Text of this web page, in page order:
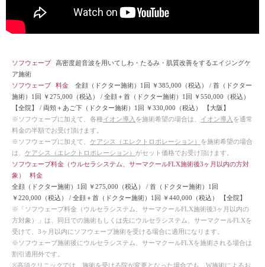
ソフウェーブ
高密度超音波を用いてしわ・たるみ・肌質改善をするエイジングケ
ア施術
ソフウェーブ
料金 全顔（ドクター施術）1回 ￥385,000（税込） / 首（ドクター
施術）1回 ￥275,000（税込） / 全顔＋首（ドクター施術）1回 ￥550,000（税込）
【全院】
/ 両頬＋あご下（ドクター施術）1回 ￥330,000（税込）
【大阪】
※ソフウェーブに加えて、各種イオン導入 を施術希望の場合は、 イオン導入 を通常
料金の半額でお受け頂けます。
※ソフウェーブに加えて、 ケアシス（エレクトロポレーション） を施術希望の場合
は、 ケアシス（エレクトロポレーション） がセット価格でお受け頂けます。
ソフウェーブ料金（ ウルセラシステム サーマクールFLX施術後3ヶ月以内の方対
象）
料金
全顔（ドクター施術）1回 ￥275,000（税込） / 首（ドクター施術）1回
￥220,000（税込） / 全顔＋首（ドクター施術）1回 ￥440,000（税込）
【全院】
※「ソフウェーブ料金（ ウルセラシステム サーマクールFLX施術後3ヶ月以内の
方対象）」は、同日での施術もしくは先に ウルセラシステム サーマクールFLXを
受けて、3ヶ月以内にソフウェーブ施術を受ける場合に適用になります。
※ソフウェーブ施術後に ウルセラシステム サーマクールFLXを施術される場合は
割引適用外です。
※高須クリニックでは、施術を受ける院が変更となった場合でも、W施術によるお